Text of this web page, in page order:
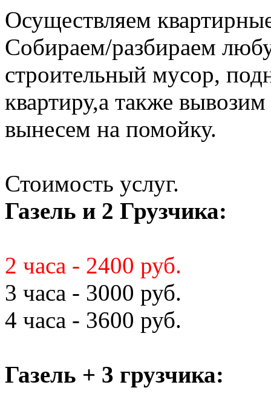
Осуществляем
Собираем/разбираем
строительный мусор,
квартиру,а также
вынесем на помойку.
Стоимость услуг.
Газель и 2 Грузчика:
2 часа - 2400 руб.
3 часа - 3000 руб.
4 часа - 3600 руб.
Газель + 3 грузчика: